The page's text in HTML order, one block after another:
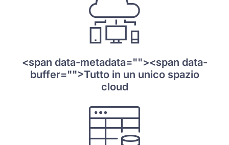
<span data-metadata=""><span data-
buffer="">Tutto in un unico spazio
cloud